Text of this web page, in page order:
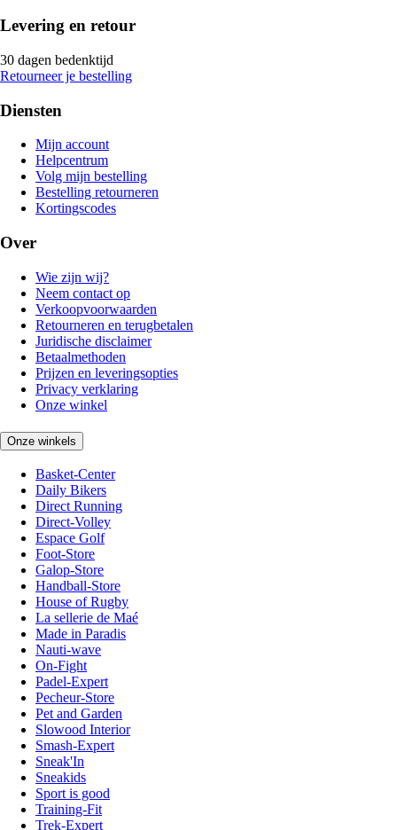
Levering en retour
30 dagen bedenktijd
Retourneer je bestelling
Diensten
Mijn account
Helpcentrum
Volg mijn bestelling
Bestelling retourneren
Kortingscodes
Over
Wie zijn wij?
Neem contact op
Verkoopvoorwaarden
Retourneren en terugbetalen
Juridische disclaimer
Betaalmethoden
Prijzen en leveringsopties
Privacy verklaring
Onze winkel
Onze winkels
Basket-Center
Daily Bikers
Direct Running
Direct-Volley
Espace Golf
Foot-Store
Galop-Store
Handball-Store
House of Rugby
La sellerie de Maé
Made in Paradis
Nauti-wave
On-Fight
Padel-Expert
Pecheur-Store
Pet and Garden
Slowood Interior
Smash-Expert
Sneak'In
Sneakids
Sport is good
Training-Fit
Trek-Expert